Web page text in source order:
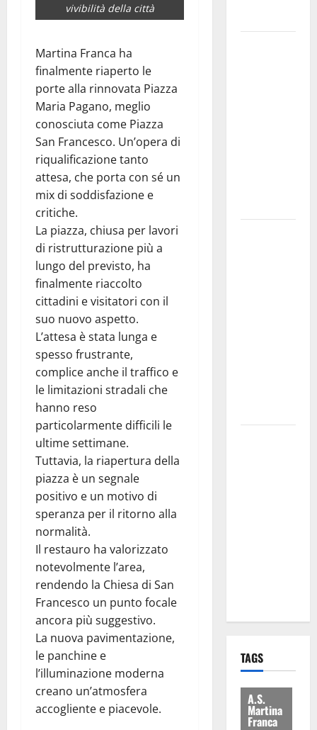
vivibilità della città
Martina Franca ha
finalmente riaperto le
porte alla rinnovata Piazza
Maria Pagano, meglio
conosciuta come Piazza
San Francesco. Un’opera di
riqualificazione tanto
attesa, che porta con sé un
mix di soddisfazione e
critiche.
La piazza, chiusa per lavori
di ristrutturazione più a
lungo del previsto, ha
finalmente riaccolto
cittadini e visitatori con il
suo nuovo aspetto.
L’attesa è stata lunga e
spesso frustrante,
complice anche il traffico e
le limitazioni stradali che
hanno reso
particolarmente difficili le
ultime settimane.
Tuttavia, la riapertura della
piazza è un segnale
positivo e un motivo di
speranza per il ritorno alla
normalità.
Il restauro ha valorizzato
notevolmente l’area,
rendendo la Chiesa di San
Francesco un punto focale
ancora più suggestivo.
La nuova pavimentazione,
le panchine e
l’illuminazione moderna
creano un’atmosfera
accogliente e piacevole.
TAGS
A.S.
Martina
Franca